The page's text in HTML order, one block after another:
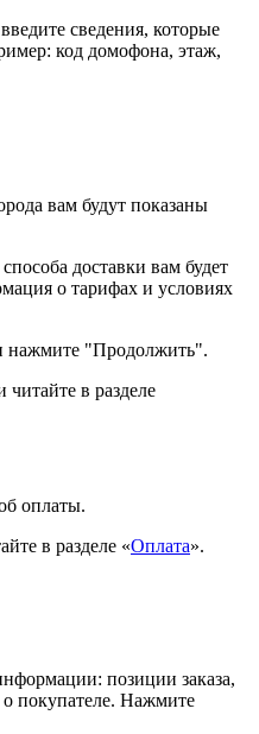
сведения, которые
код домофона, этаж,
вам будут показаны
доставки вам будет
о тарифах и условиях
нажмите "Продолжить".
в разделе
оплаты.
в разделе «Оплата».
позиции заказа,
покупателе. Нажмите